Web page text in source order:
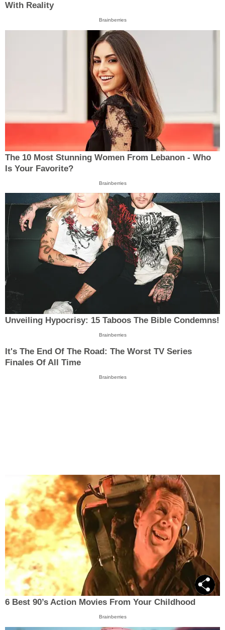
With Reality
Brainberries
The 10 Most Stunning Women From Lebanon - Who
Is Your Favorite?
Brainberries
Unveiling Hypocrisy: 15 Taboos The Bible Condemns!
Brainberries
It's The End Of The Road: The Worst TV Series
Finales Of All Time
Brainberries
6 Best 90’s Action Movies From Your Childhood
Brainberries